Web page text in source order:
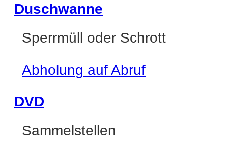
Duschwanne
Sperrmüll oder Schrott
Abholung auf Abruf
DVD
Sammelstellen